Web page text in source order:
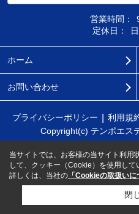
営業時間：
定休日：
ホーム
お問い合わせ
プライバシーポリシー 利用規
Copyright(c) テンポエス
当サイトでは、お客様の当サイト利用
して、クッキー（Cookie）を使用して
詳しくは、当社の 「Cookieの取扱いに
閉